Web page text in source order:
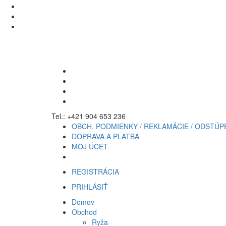
Tel.: +421 904 653 236
OBCH. PODMIENKY / REKLAMÁCIE /
DOPRAVA A PLATBA
MÔJ ÚČET
REGISTRÁCIA
PRIHLÁSIŤ
Domov
Obchod
Ryža